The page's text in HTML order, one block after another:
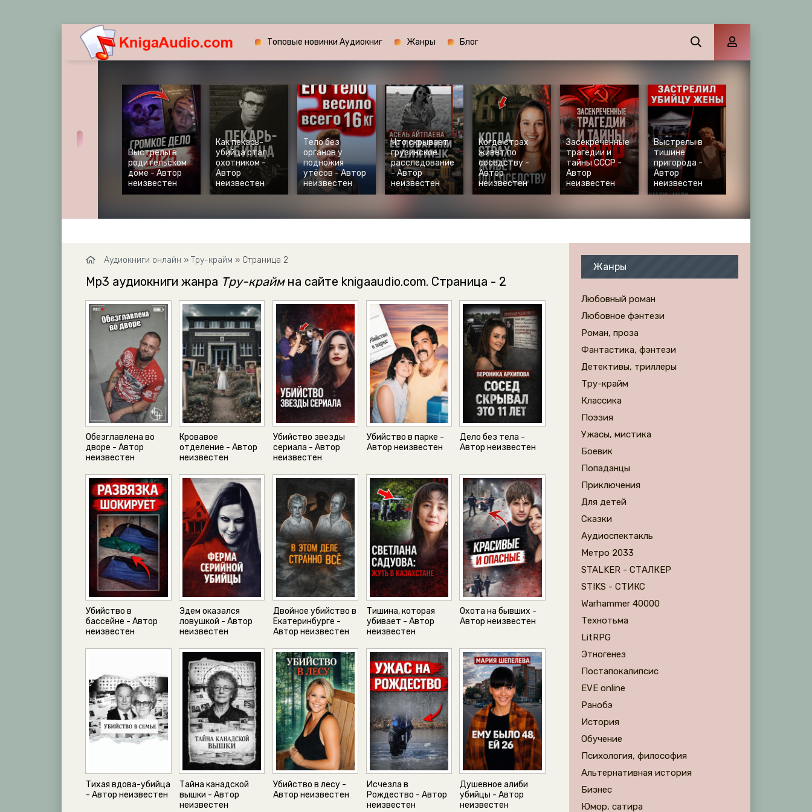
Топовые новинки Аудиокниг Жанры Блог
Выстрелы в
родительском
доме - Автор
неизвестен
Как пекарь-
убийца стал
охотником -
Автор
неизвестен
Тело без
органов у
подножия
утёсов - Автор
неизвестен
Что скрывает
грузинское
расследование
- Автор
неизвестен
Когда страх
живёт по
соседству -
Автор
неизвестен
Засекреченные
трагедии и
тайны СССР -
Автор
неизвестен
Выстрелы в
тишине
пригорода -
Автор
неизвестен
Аудиокниги онлайн » Тру-крайм » Страница 2
Mp3 аудиокниги жанра Тру-краймна сайте knigaaudio.com. Страница - 2
Обезглавлена во
дворе - Автор
неизвестен
Кровавое
отделение - Автор
неизвестен
Убийство звезды
сериала - Автор
неизвестен
Убийство в парке -
Автор неизвестен
Дело без тела -
Автор неизвестен
Убийство в
бассейне - Автор
неизвестен
Эдем оказался
ловушкой - Автор
неизвестен
Двойное убийство в
Екатеринбурге -
Автор неизвестен
Тишина, которая
убивает - Автор
неизвестен
Охота на бывших -
Автор неизвестен
Тихая вдова-убийца
- Автор неизвестен
Тайна канадской
вышки - Автор
неизвестен
Убийство в лесу -
Автор неизвестен
Исчезла в
Рождество - Автор
неизвестен
Душевное алиби
убийцы - Автор
неизвестен
Жанры
Любовный роман
Любовное фэнтези
Роман, проза
Фантастика, фэнтези
Детективы, триллеры
Тру-крайм
Классика
Поэзия
Ужасы, мистика
Боевик
Попаданцы
Приключения
Для детей
Сказки
Аудиоспектакль
Метро 2033
STALKER - СТАЛКЕР
STIKS - СТИКС
Warhammer 40000
Технотьма
LitRPG
Этногенез
Постапокалипсис
EVE online
Ранобэ
История
Обучение
Психология, философия
Альтернативная история
Бизнес
Юмор, сатира